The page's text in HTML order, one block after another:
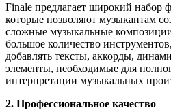
Finale предлагает широкий набор
которые позволяют музыкантам
сложные музыкальные
большое количество
добавлять тексты, аккорды,
элементы, необходимые для
интерпретации музыкальных
2. Профессиональное качество